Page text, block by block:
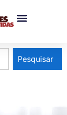
Pesquisar
em